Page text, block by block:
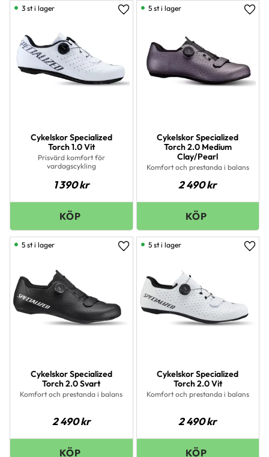
Cykelskor Specialized
Torch 1.0 Vit
Prisvärd komfort för
vardagscykling
1 390kr
Lägg till i favoriter
3 st i lager
Cykelskor Specialized
Torch 2.0 Medium
Clay/Pearl
Komfort och prestanda i balans
2 490kr
5 st i lager
Cykelskor Specialized
Torch 2.0 Svart
Komfort och prestanda i balans
2 490kr
Lägg till i favoriter
5 st i lager
Cykelskor Specialized
Torch 2.0 Vit
Komfort och prestanda i balans
2 490kr
5 st i lager